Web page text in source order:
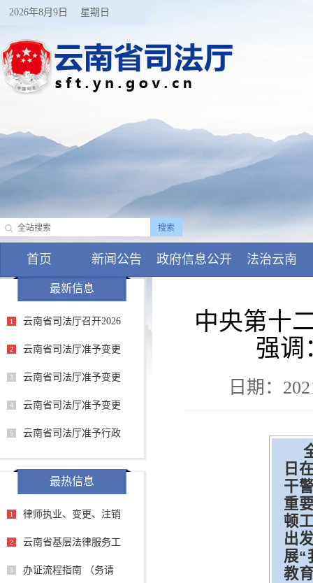
2026年8月9日 星期日
首页 新闻公告 政府信息公开 法治云南
最新信息
1 云南省司法厅召开2026
2 云南省司法厅准予变更
3 云南省司法厅准予变更
4 云南省司法厅准予变更
5 云南省司法厅准予行政
最热信息
1 律师执业、变更、注销
2 云南省基层法律服务工
3 办证流程指南 （务请
中央第十
强调
日期：
日
干
重
顿
出
展“
教